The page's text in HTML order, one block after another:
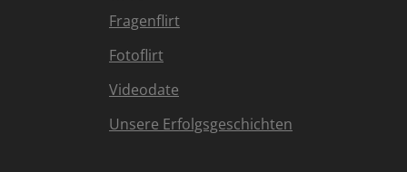
Fragenflirt
Fotoflirt
Videodate
Unsere Erfolgsgeschichten